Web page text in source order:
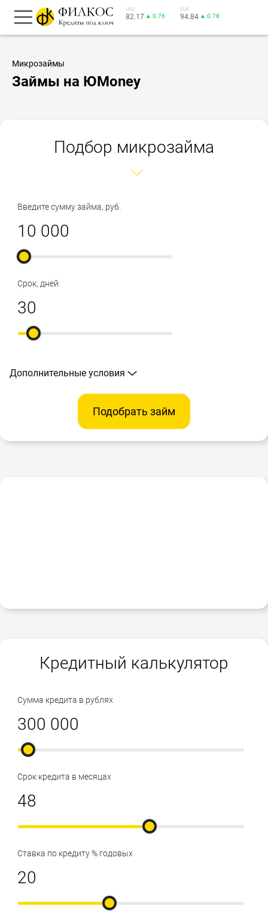
USD
82.17 ▲ 0.76
EUR
94.84 ▲ 0.78
Микрозаймы
Займы на ЮMoney
Подбор микрозайма
Введите сумму займа, руб.
Срок, дней
Дополнительные условия
Подобрать займ
Кредитный калькулятор
Сумма кредита в рублях
Срок кредита в месяцах
Ставка по кредиту % годовых